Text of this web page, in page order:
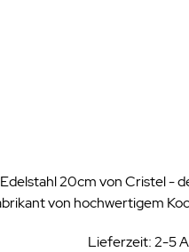
20cm von Cristel -
von hochwertigem
Lieferzeit: 2-5